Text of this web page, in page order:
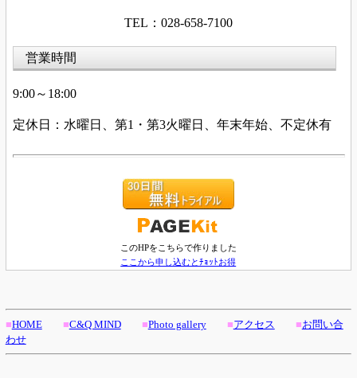
TEL：028-658-7100
営業時間
9:00～18:00
定休日：水曜日、第1・第3火曜日、年末年始、不定休有
このHPをこちらで作りました
ここから申し込むとﾁｮｯﾄお得
■HOME ■C&Q MIND ■Photo gallery ■アクセス ■お問い合
わせ